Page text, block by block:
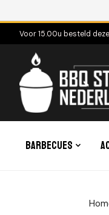
Voor 15.00u besteld
Barbecues